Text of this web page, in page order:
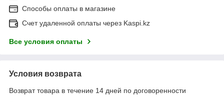
Способы оплаты в магазине
Счет удаленной оплаты через Kaspi.kz
Все условия оплаты
Условия возврата
Возврат товара в течение 14 дней по договоренности